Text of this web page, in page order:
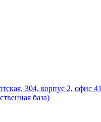
304, корпус 2, офис 41
база)